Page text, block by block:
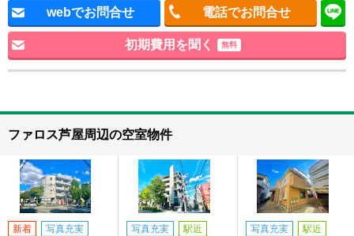
webでお問合せ 電話でお問合せ
初期費用を聞く 無料
ファロス芦屋周辺の空室物件
新着 写真充実 写真充実 駅近 写真充実 駅近